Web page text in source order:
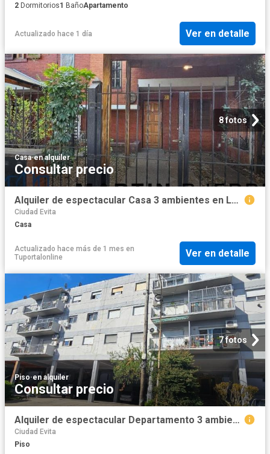
2 Dormitorios1 BañoApartamento
Actualizado hace 1 día Ver en detalle
8 fotos
Casa·en alquiler
Consultar precio
Alquiler de espectacular Casa 3 ambientes en La Matanza Ciudad Evita
Ciudad Evita
Casa
Actualizado hace más de 1 mes en
Tuportalonline
Ver en detalle
7 fotos
Piso·en alquiler
Consultar precio
Alquiler de espectacular Departamento 3 ambientes en La Matanza Ciudad Evita
Ciudad Evita
Piso